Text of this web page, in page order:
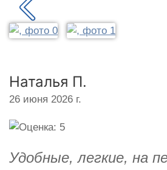
Наталья П.
26 июня 2026 г.
Удобные, легкие, на